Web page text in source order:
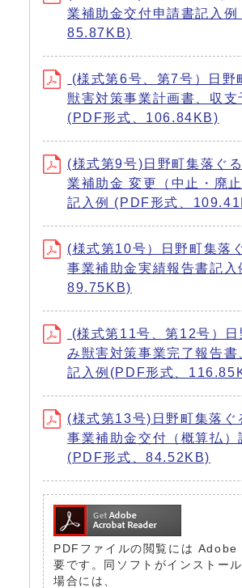
業補助金交付申請書記入例
85.87KB)
(様式第6号、第7号）日野
獣害対策事業計画書、収支
(PDF形式、106.84KB)
(様式第9号)日野町集落ぐ
業補助金 変更（中止・廃
記入例 (PDF形式、
(様式第10号）日野町集落
事業補助金実績報告書記入
89.75KB)
(様式第11号、第12号）日
み獣害対策事業完了報告書
記入例(PDF形式、
(様式第13号)日野町集落ぐ
事業補助金交付（概算払）
(PDF形式、84.52KB)
PDFファイルの閲覧には
要です。同ソフトがインストー
場合には、